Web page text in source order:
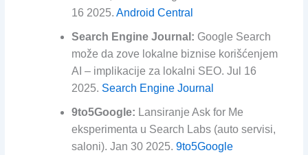
16 2025. Android Central
Search Engine Journal: Google Search
može da zove lokalne biznise korišćenjem
AI – implikacije za lokalni SEO. Jul 16
2025. Search Engine Journal
9to5Google: Lansiranje Ask for Me
eksperimenta u Search Labs (auto servisi,
saloni). Jan 30 2025. 9to5Google